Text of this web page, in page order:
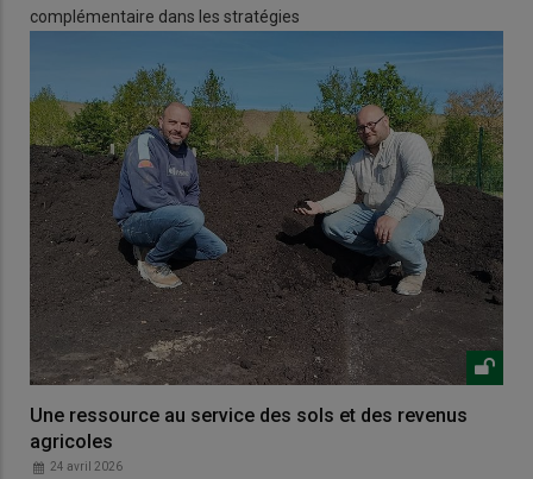
complémentaire dans les stratégies
Une ressource au service des sols et des revenus
agricoles
24 avril 2026